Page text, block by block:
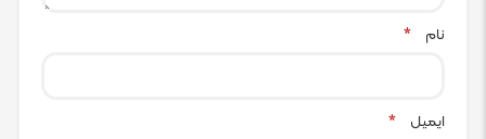
نام *
ایمیل *